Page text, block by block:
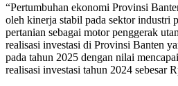
“Pertumbuhan ekonomi Provinsi
oleh kinerja stabil pada sektor industri
pertanian sebagai motor penggerak
realisasi investasi di Provinsi Banten
pada tahun 2025 dengan nilai
realisasi investasi tahun 2024 sebesar